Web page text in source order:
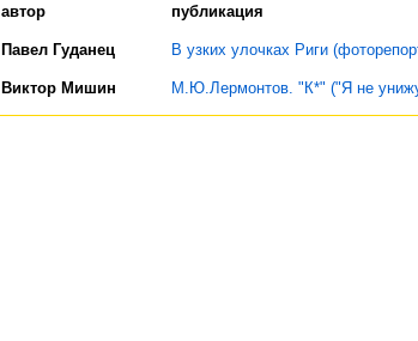
автор публикация
Павел Гуданец В узких улочках Риги
Виктор Мишин М.Ю.Лермонтов. "К*" ("Я не